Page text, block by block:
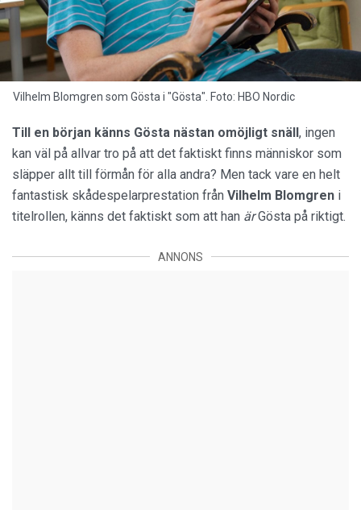
Vilhelm Blomgren som Gösta i "Gösta". Foto: HBO Nordic
Till en början känns Gösta nästan omöjligt snäll, ingen
kan väl på allvar tro på att det faktiskt finns människor som
släpper allt till förmån för alla andra? Men tack vare en helt
fantastisk skådespelarprestation från Vilhelm Blomgren i
titelrollen, känns det faktiskt som att han ärGösta på riktigt.
ANNONS